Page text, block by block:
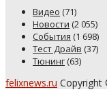
Видео (71)
Новости (2 055)
События (1 698)
Тест Драйв (37)
Тюнинг (63)
felixnews.ru Copyright